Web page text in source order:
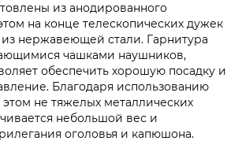
из анодированного
на конце телескопических дужек
нержавеющей стали. Гарнитура
чашками наушников,
обеспечить хорошую посадку и
Благодаря использованию
не тяжелых металлических
небольшой вес и
оголовья и капюшона.